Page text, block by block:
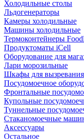
Холодильные столы
Льдогенераторы
Камеры холодильные
Машины холодильные
Термоконтейнеры
Продуктоматы iCell
Оборудование для
Лари морозильные
Шкафы для вызревания
Посудомоечное
Фронтальные
Купольные
Туннельные
Стаканомоечные
Аксессуары
Остальное